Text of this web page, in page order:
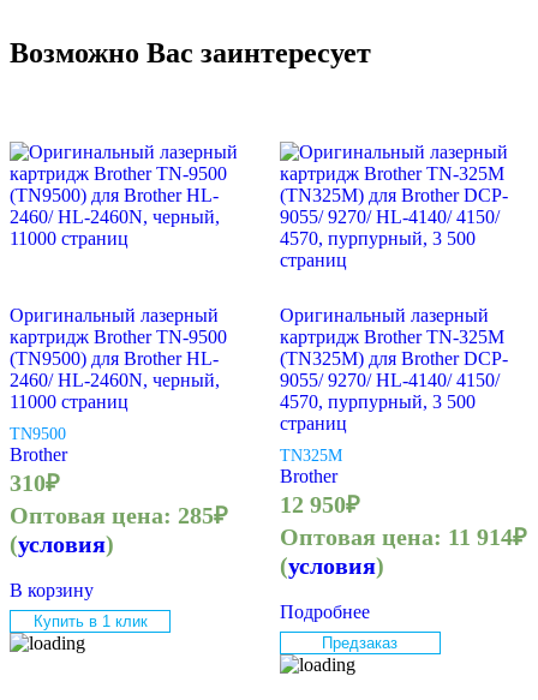
Возможно Вас заинтересует
Оригинальный лазерный
картридж Brother TN-9500
(TN9500) для Brother HL-
2460/ HL-2460N, черный,
11000 страниц
TN9500
Brother
310₽
Оптовая цена: 285₽
(условия)
В корзину
Купить в 1 клик
Оригинальный лазерный
картридж Brother TN-325M
(TN325M) для Brother DCP-
9055/ 9270/ HL-4140/ 4150/
4570, пурпурный, 3 500
страниц
TN325M
Brother
12 950₽
Оптовая цена: 11 914₽
(условия)
Подробнее
Предзаказ